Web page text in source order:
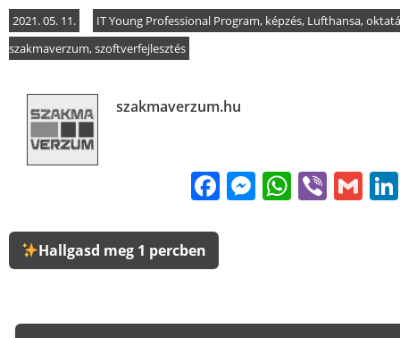
2021. 05. 11. IT Young Professional Program, képzés, Lufthansa,
szakmaverzum,szoftverfejlesztés
szakmaverzum.hu
FacebookViber
Hallgasd meg 1 percben